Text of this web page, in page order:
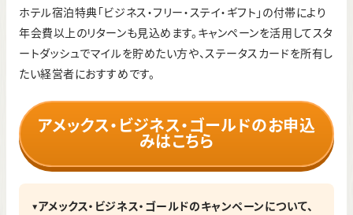
ホテル宿泊特典「ビジネス・フリー・ステイ・ギフト」の付帯により
年会費以上のリターンも見込めます。キャンペーンを活用してスタ
ートダッシュでマイルを貯めたい方や、ステータスカードを所有し
たい経営者におすすめです。
アメックス・ビジネス・ゴールドのお申込
みはこちら
▼アメックス・ビジネス・ゴールドのキャンペーンについて、